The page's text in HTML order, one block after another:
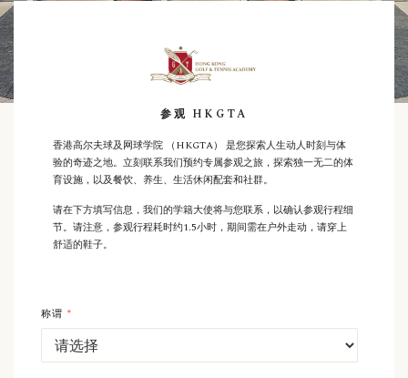
参观 HKGTA
香港高尔夫球及网球学院 （HKGTA） 是您探索人生动人时刻与体
验的奇迹之地。立刻联系我们预约专属参观之旅，探索独一无二的体
育设施，以及餐饮、养生、生活休闲配套和社群。
请在下方填写信息，我们的学籍大使将与您联系，以确认参观行程细
节。请注意，参观行程耗时约1.5小时，期间需在户外走动，请穿上
舒适的鞋子。
称谓*